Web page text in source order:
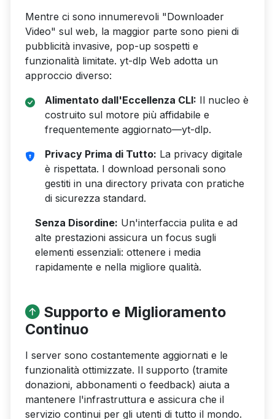
Mentre ci sono innumerevoli "Downloader
Video" sul web, la maggior parte sono pieni di
pubblicità invasive, pop-up sospetti e
funzionalità limitate. yt-dlp Web adotta un
approccio diverso:
Alimentato dall'Eccellenza CLI: Il nucleo è
costruito sul motore più affidabile e
frequentemente aggiornato—yt-dlp.
Privacy Prima di Tutto: La privacy digitale
è rispettata. I download personali sono
gestiti in una directory privata con pratiche
di sicurezza standard.
Senza Disordine: Un'interfaccia pulita e ad
alte prestazioni assicura un focus sugli
elementi essenziali: ottenere i media
rapidamente e nella migliore qualità.
Supporto e Miglioramento
Continuo
I server sono costantemente aggiornati e le
funzionalità ottimizzate. Il supporto (tramite
donazioni, abbonamenti o feedback) aiuta a
mantenere l'infrastruttura e assicura che il
servizio continui per gli utenti di tutto il mondo.